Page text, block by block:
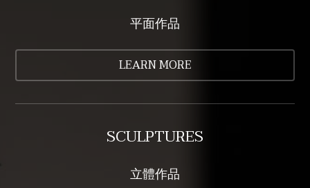
平面作品
LEARN MORE
SCULPTURES
立體作品